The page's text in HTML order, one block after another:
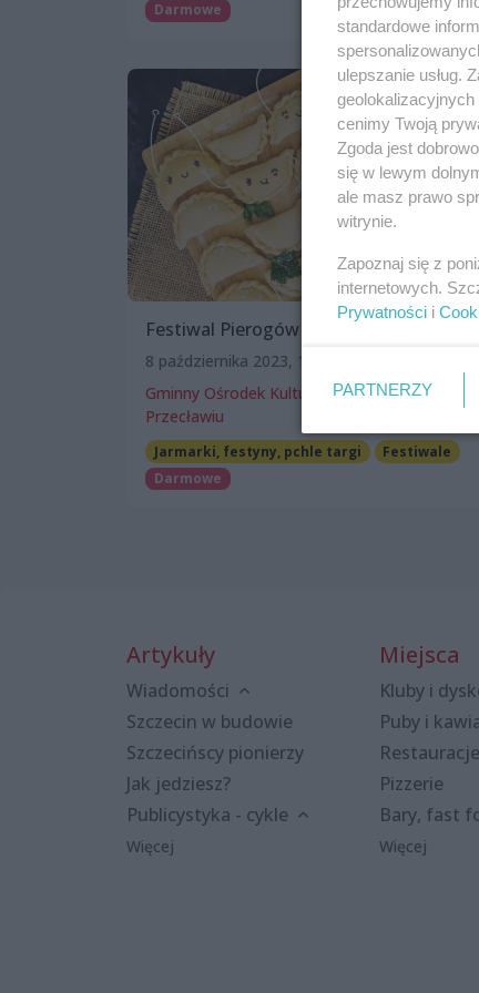
Darmowe
Festiwal Pierogów
8 października 2023, 12:00
Gminny Ośrodek Kultury, Sportu i Rekreacji w
Przecławiu
Jarmarki, festyny, pchle targi
Festiwale
Darmowe
Artykuły
Wiadomości
Szczecin w budowie
Szczecińscy pionierzy
Jak jedziesz?
Publicystyka - cykle
Więcej
Miejsca
Kluby i
Puby i
Restauracje
Pizzerie
Bary, fast
Więcej
standardowe
ulepszanie usług.
cenimy Twoją
Zgoda jest
się w lewym
ale masz prawo
witrynie.
Zapoznaj się z
internetowych.
Prywatności i
PARTNERZY